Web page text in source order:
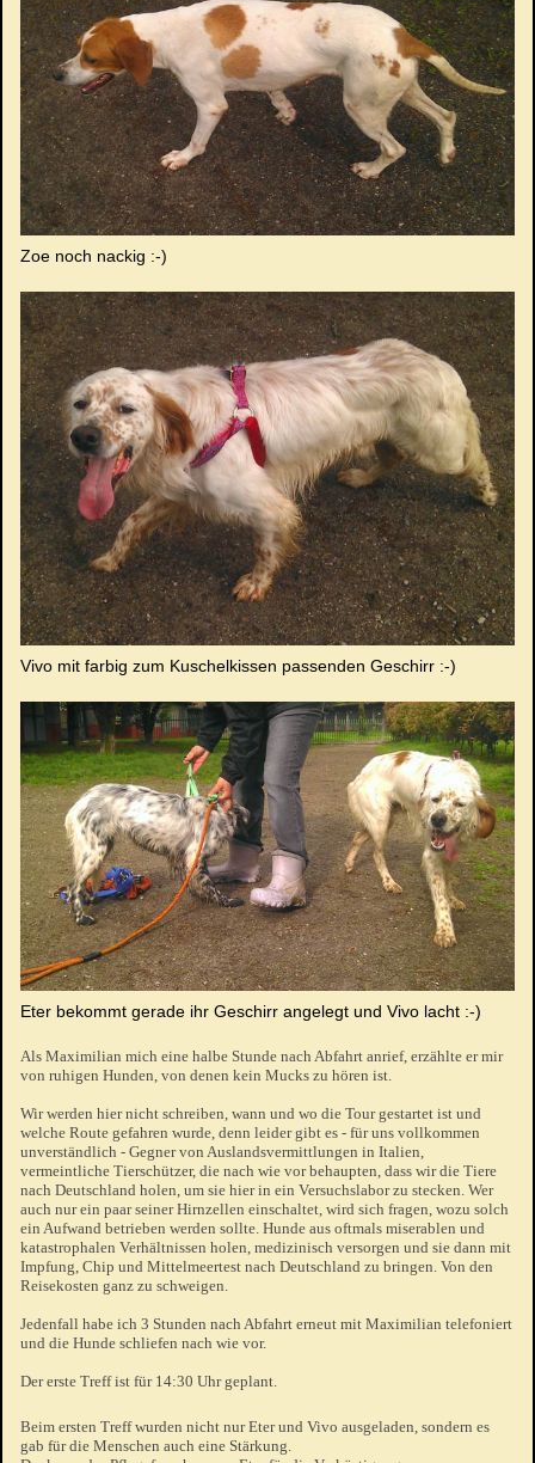
Zoe noch nackig :-)
Vivo mit farbig zum Kuschelkissen passenden Geschirr :-)
Eter bekommt gerade ihr Geschirr angelegt und Vivo lacht :-)
Als Maximilian mich eine halbe Stunde nach Abfahrt anrief, erzählte er mir
von ruhigen Hunden, von denen kein Mucks zu hören ist.
Wir werden hier nicht schreiben, wann und wo die Tour gestartet ist und
welche Route gefahren wurde, denn leider gibt es - für uns vollkommen
unverständlich - Gegner von Auslandsvermittlungen in Italien,
vermeintliche Tierschützer, die nach wie vor behaupten, dass wir die Tiere
nach Deutschland holen, um sie hier in ein Versuchslabor zu stecken. Wer
auch nur ein paar seiner Hirnzellen einschaltet, wird sich fragen, wozu solch
ein Aufwand betrieben werden sollte. Hunde aus oftmals miserablen und
katastrophalen Verhältnissen holen, medizinisch versorgen und sie dann mit
Impfung, Chip und Mittelmeertest nach Deutschland zu bringen. Von den
Reisekosten ganz zu schweigen.
Jedenfall habe ich 3 Stunden nach Abfahrt erneut mit Maximilian telefoniert
und die Hunde schliefen nach wie vor.
Der erste Treff ist für 14:30 Uhr geplant.
Beim ersten Treff wurden nicht nur Eter und Vivo ausgeladen, sondern es
gab für die Menschen auch eine Stärkung.